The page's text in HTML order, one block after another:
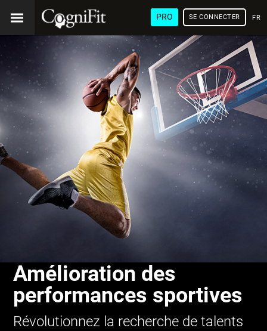
PRO SE CONNECTER
Amélioration des
performances sportives
Révolutionnez la recherche de talents